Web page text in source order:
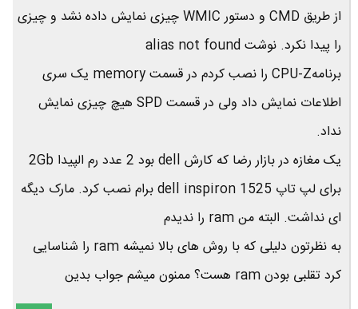
از طریق CMD و دستور WMIC چیزی نمایش داده نشد و چیزی
را پیدا نکرد. نوشت alias not found
برنامهCPU-Z را نصب کردم در قسمت memory یک سری
اطلاعات نمایش داد ولی در قسمت SPD هیچ چیزی نمایش
نداد.
یک مغازه در بازار رضا که کارش dell بود 2 عدد رم الپیدا 2Gb
برای لپ تاپ dell inspiron 1525 برام نصب کرد. مارک دیگه
ای نداشت. البته من ram را ندیدم
به نظرتون دلیلی که با روش های بالا نمیشه ram را شناسایی
کرد تقلبی بودن ram هست؟ ممنون میشم جواب بدین